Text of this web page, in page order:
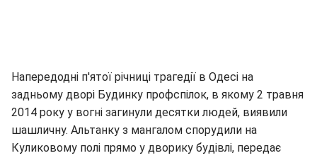
Напередодні п'ятої річниці трагедії в Одесі на
задньому дворі Будинку профспілок, в якому 2 травня
2014 року у вогні загинули десятки людей, виявили
шашличну. Альтанку з мангалом спорудили на
Куликовому полі прямо у дворику будівлі, передає